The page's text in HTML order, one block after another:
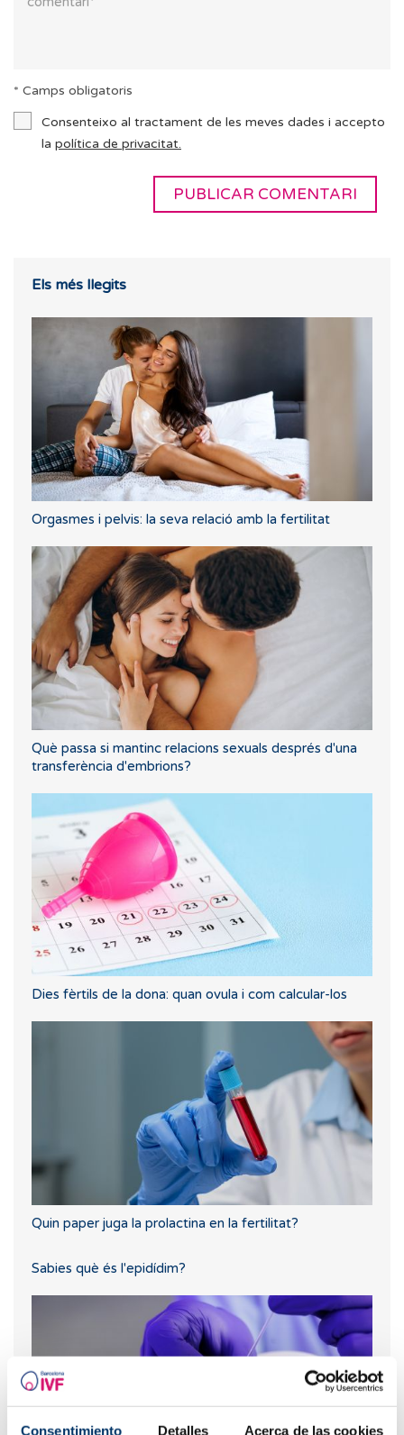
Consentimiento Detalles Acerca de las cookies
* Camps obligatoris
Consenteixo al tractament de les meves dades i accepto
la política de privacitat.
Els més llegits
Orgasmes i pelvis: la seva relació amb la fertilitat
Què passa si mantinc relacions sexuals després d'una
transferència d'embrions?
Dies fèrtils de la dona: quan ovula i com calcular-los
Quin paper juga la prolactina en la fertilitat?
Sabies què és l'epidídim?